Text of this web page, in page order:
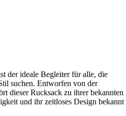
der ideale Begleiter für alle, die
suchen. Entworfen von der
dieser Rucksack zu ihrer bekannten
und ihr zeitloses Design bekannt